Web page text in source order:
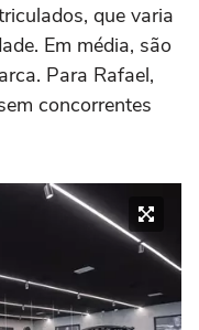
que varia
Em média, são
Para Rafael,
concorrentes